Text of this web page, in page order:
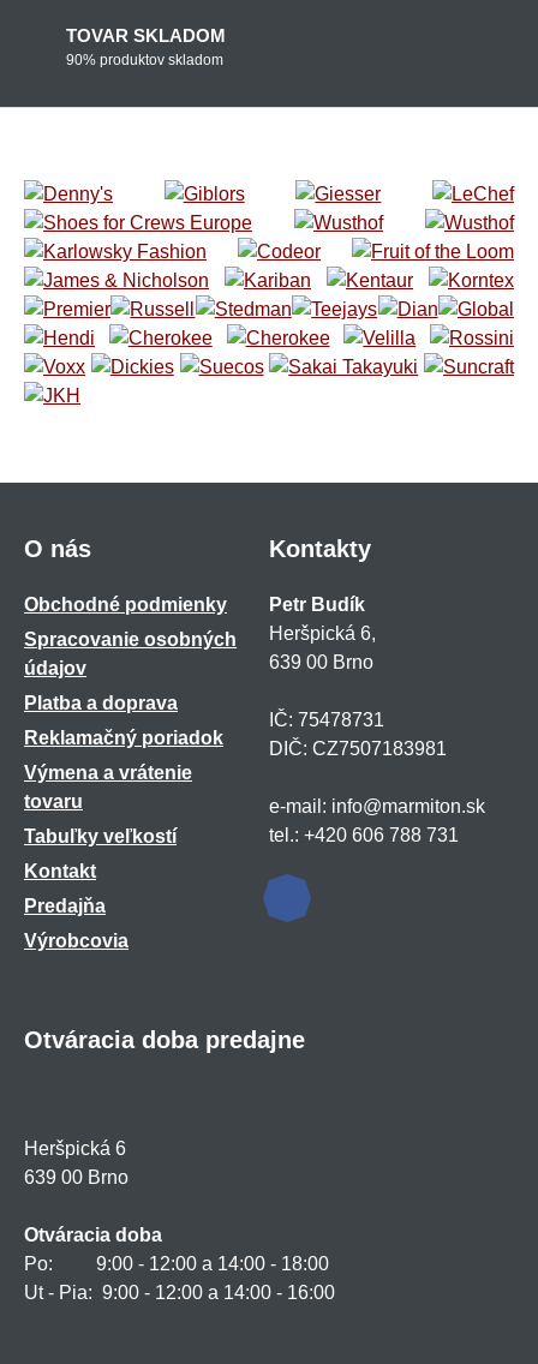
TOVAR SKLADOM
90% produktov skladom
O nás
Obchodné podmienky
Spracovanie osobných
údajov
Platba a doprava
Reklamačný poriadok
Výmena a vrátenie
tovaru
Tabuľky veľkostí
Kontakt
Predajňa
Výrobcovia
Kontakty
Petr Budík
Heršpická 6,
639 00 Brno
IČ: 75478731
DIČ: CZ7507183981
e-mail: info@marmiton.sk
tel.: +420 606 788 731
Otváracia doba predajne
Heršpická 6
639 00 Brno
Otváracia doba
Po: 9:00 - 12:00 a 14:00 - 18:00
Ut - Pia: 9:00 - 12:00 a 14:00 - 16:00